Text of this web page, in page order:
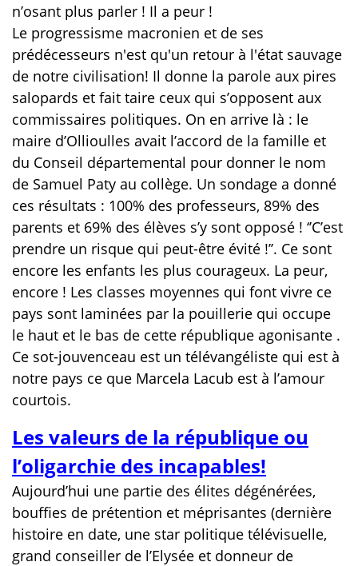
n’osant plus parler ! Il a peur !
Le progressisme macronien et de ses
prédécesseurs n'est qu'un retour à l'état sauvage
de notre civilisation! Il donne la parole aux pires
salopards et fait taire ceux qui s’opposent aux
commissaires politiques. On en arrive là : le
maire d’Ollioulles avait l’accord de la famille et
du Conseil départemental pour donner le nom
de Samuel Paty au collège. Un sondage a donné
ces résultats : 100% des professeurs, 89% des
parents et 69% des élèves s’y sont opposé ! ‘’C’est
prendre un risque qui peut-être évité !’’. Ce sont
encore les enfants les plus courageux. La peur,
encore ! Les classes moyennes qui font vivre ce
pays sont laminées par la pouillerie qui occupe
le haut et le bas de cette république agonisante .
Ce sot-jouvenceau est un télévangéliste qui est à
notre pays ce que Marcela Lacub est à l’amour
courtois.
Les valeurs de la république ou
l’oligarchie des incapables!
Aujourd’hui une partie des élites dégénérées,
bouffies de prétention et méprisantes (dernière
histoire en date, une star politique télévisuelle,
grand conseiller de l’Elysée et donneur de